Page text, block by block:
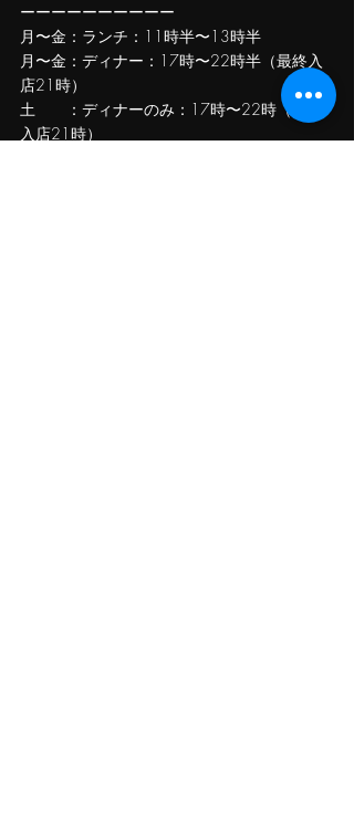
ーーーーーーーーーー
月〜金：ランチ：11時半〜13時半
月〜金：ディナー：17時〜22時半（最終入
店21時）
土　　：ディナーのみ：17時〜22時（最終
入店21時）